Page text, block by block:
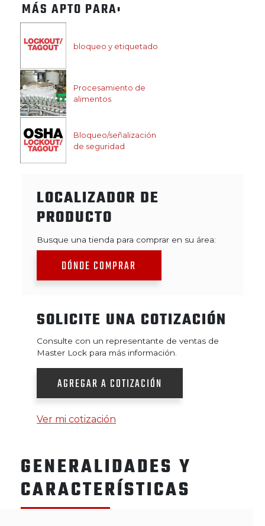
MÁS APTO PARA:
bloqueo y etiquetado
Procesamiento de
alimentos
Bloqueo/señalización
de seguridad
LOCALIZADOR DE
PRODUCTO
Busque una tienda para comprar en su área:
DÓNDE COMPRAR
SOLICITE UNA COTIZACIÓN
Consulte con un representante de ventas de
Master Lock para más información.
AGREGAR A COTIZACIÓN
Ver mi cotización
GENERALIDADES Y
CARACTERÍSTICAS